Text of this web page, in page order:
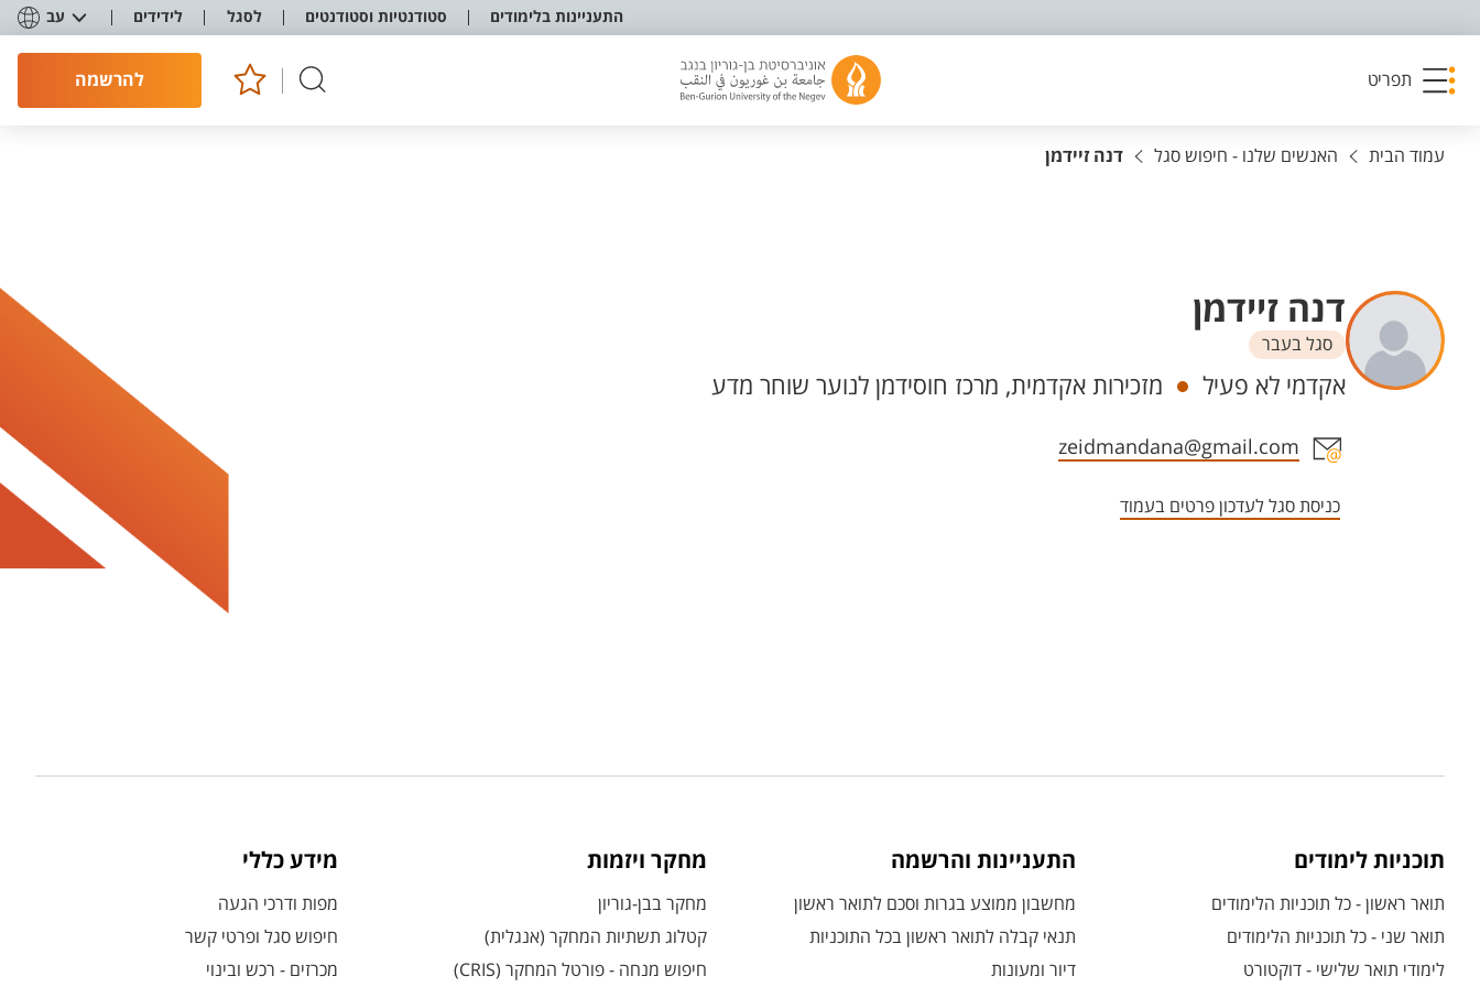
התעניינות בלימודים סטודנטיות וסטודנטים לסגל לידידים עב
תפריט להרשמה
עמוד הבית האנשים שלנו - חיפוש סגל דנה זיידמן
דנה זיידמן
סגל בעבר
יחידות
אקדמי לא פעיל מזכירות אקדמית, מרכז חוסידמן לנוער שוחר מדע
אזור צור קשר עם איש הסגל
zeidmandana@gmail.com
כניסת סגל לעדכון פרטים בעמוד
תוכניות לימודים
תואר ראשון - כל תוכניות הלימודים
תואר שני - כל תוכניות הלימודים
לימודי תואר שלישי - דוקטורט
התעניינות והרשמה
מחשבון ממוצע בגרות וסכם לתואר ראשון
תנאי קבלה לתואר ראשון בכל התוכניות
דיור ומעונות
מחקר ויזמות
מחקר בבן-גוריון
קטלוג תשתיות המחקר (אנגלית)
חיפוש מנחה - פורטל המחקר (CRIS)
מידע כללי
מפות ודרכי הגעה
חיפוש סגל ופרטי קשר
מכרזים - רכש ובינוי